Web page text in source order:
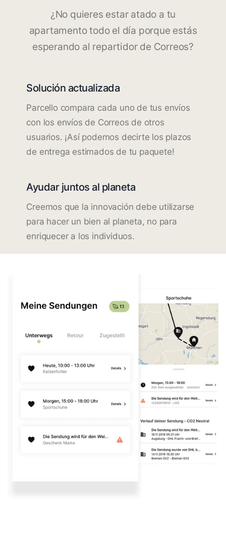
¿No quieres estar atado a tu
apartamento todo el día porque estás
esperando al repartidor de Correos?
Solución actualizada
Parcello compara cada uno de tus envíos
con los envíos de Correos de otros
usuarios. ¡Así podemos decirte los plazos
de entrega estimados de tu paquete!
Ayudar juntos al planeta
Creemos que la innovación debe utilizarse
para hacer un bien al planeta, no para
enriquecer a los individuos.